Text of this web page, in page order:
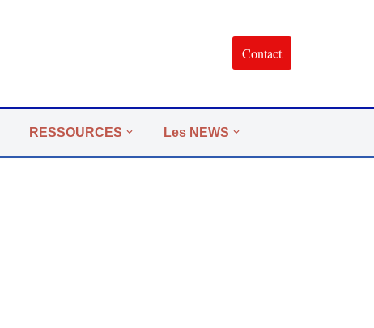
Contact
RESSOURCES Les NEWS